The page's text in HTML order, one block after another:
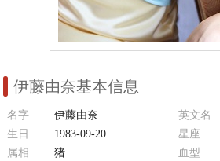
伊藤由奈基本信息
名字 伊藤由奈 英文名
生日
1983-09-20 星座
属相
猪 血型